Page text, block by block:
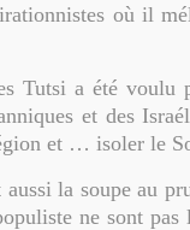
où il
Tutsi a été
et des
et … isoler le
la soupe au
ne sont